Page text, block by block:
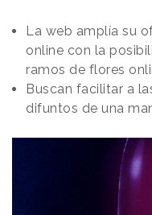
La web amplía su
online con la
ramos de flores
Buscan facilitar a
difuntos de una